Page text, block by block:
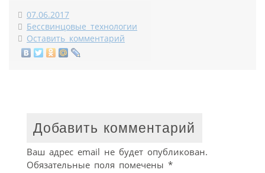
07.06.2017
Бессвинцовые технологии
Оставить комментарий
Добавить комментарий
Ваш адрес email не будет опубликован.
Обязательные поля помечены *